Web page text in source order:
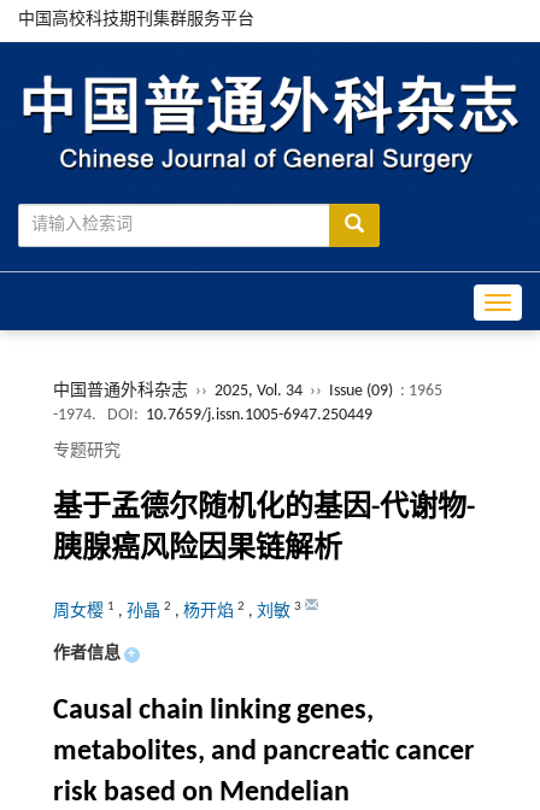
中国高校科技期刊集群服务平台
中国普通外科杂志 ›› 2025, Vol. 34 ›› Issue (09) : 1965
-1974.
DOI: 10.7659/j.issn.1005-6947.250449
专题研究
基于孟德尔随机化的基因-代谢物-
胰腺癌风险因果链解析
周女樱 1 , 孙晶 2 , 杨开焰 2 , 刘敏 3
作者信息 +
Causal chain linking genes,
metabolites, and pancreatic cancer
risk based on Mendelian